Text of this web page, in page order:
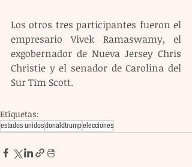
Los otros tres participantes fueron el
empresario Vivek Ramaswamy, el
exgobernador de Nueva Jersey Chris
Christie y el senador de Carolina del
Sur Tim Scott.
Etiquetas:
estados unidosdonaldtrumpelecciones